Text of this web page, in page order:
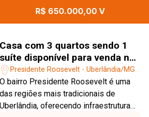
segurança, comodidade e economia
oportunidade para quem busca um
apartamento moderno, bem localizado
e com condomínio completo em uma
das regiões que mais crescem em
Uberlândia. Entre em contato e agende
sua visita!
R$ 650.000,00 V
Casa com 3 quartos sendo 1
suíte disponível para venda no
bairro Presidente Roosevelt em
Uberlândia-MG
Presidente Roosevelt - Uberlândia/MG
O bairro Presidente Roosevelt é uma
das regiões mais tradicionais de
Uberlândia, oferecendo infraestrutura